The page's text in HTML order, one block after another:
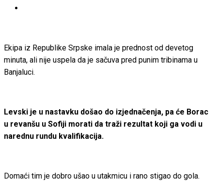
Ekipa iz Republike Srpske imala je prednost od devetog
minuta, ali nije uspela da je sačuva pred punim tribinama u
Banjaluci.
Levski je u nastavku došao do izjednačenja, pa će Borac
u revanšu u Sofiji morati da traži rezultat koji ga vodi u
narednu rundu kvalifikacija.
Domaći tim je dobro ušao u utakmicu i rano stigao do gola.